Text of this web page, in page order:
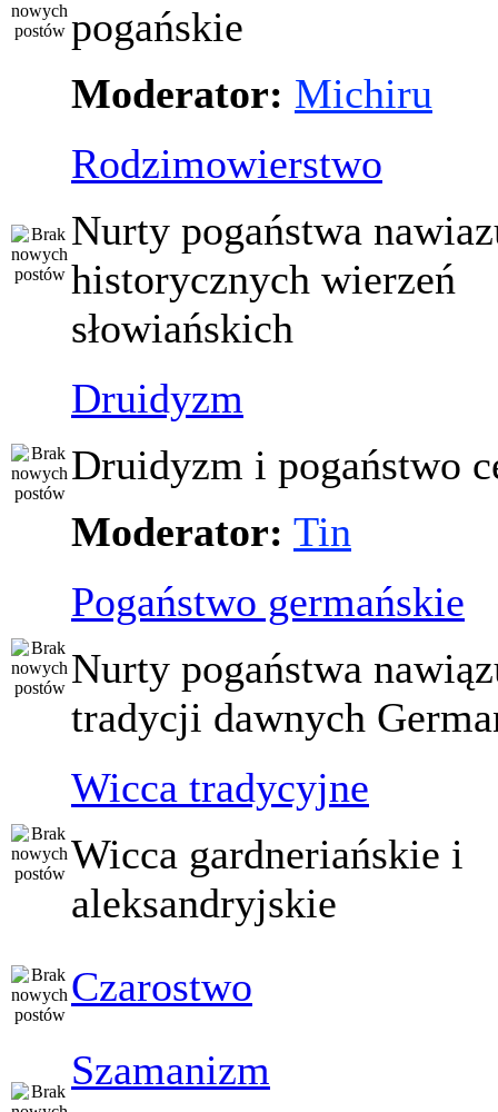
pogańskie
Moderator: Michiru
Rodzimowierstwo
Nurty pogaństwa
historycznych wierzeń
słowiańskich
Druidyzm
Druidyzm i pogaństwo
Moderator: Tin
Pogaństwo germańskie
Nurty pogaństwa
tradycji dawnych
Wicca tradycyjne
Wicca gardneriańskie i
aleksandryjskie
Czarostwo
Szamanizm